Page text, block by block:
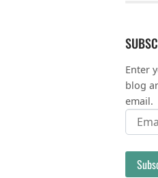
Enter
blog
email.
Email